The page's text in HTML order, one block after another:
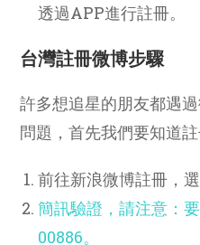
透過APP進行註冊。
台灣註冊微博步驟
許多想追星的朋友都遇
問題，首先我們要知道
前往新浪微博註冊，
簡訊驗證，請注意：
00886。